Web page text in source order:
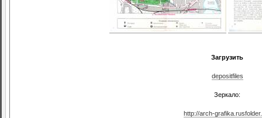
Загрузить
depositfiles
Зеркало:
http://arch-